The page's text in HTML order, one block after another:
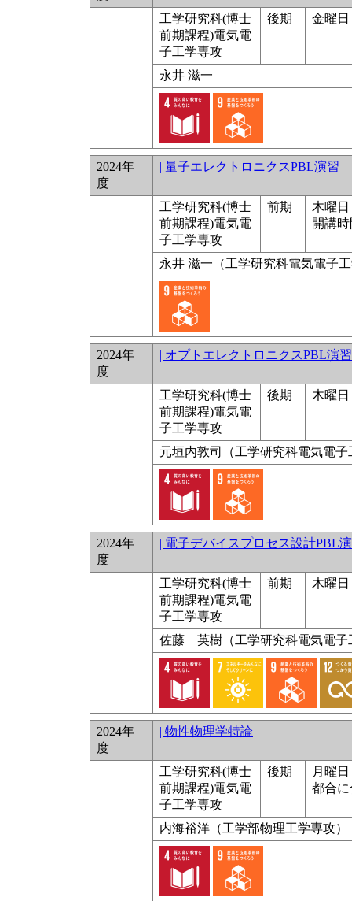
工学研究科(博士
前期課程)電気電
子工学専攻
後期 金曜日
永井 滋一
2024年
度
| 量子エレクトロニクスPBL演習
工学研究科(博士
前期課程)電気電
子工学専攻
前期
木曜日
開講
永井 滋一（工学研究科電気電子
2024年
度
| オプトエレクトロニクスPBL演習
工学研究科(博士
前期課程)電気電
子工学専攻
後期 木曜日
元垣内敦司（工学研究科電気電子
2024年
度
| 電子デバイスプロセス設計PBL
工学研究科(博士
前期課程)電気電
子工学専攻
前期 木曜日
佐藤 英樹（工学研究科電気電子
2024年
度
| 物性物理学特論
工学研究科(博士
前期課程)電気電
子工学専攻
後期
月曜
都合
内海裕洋（工学部物理工学専攻）